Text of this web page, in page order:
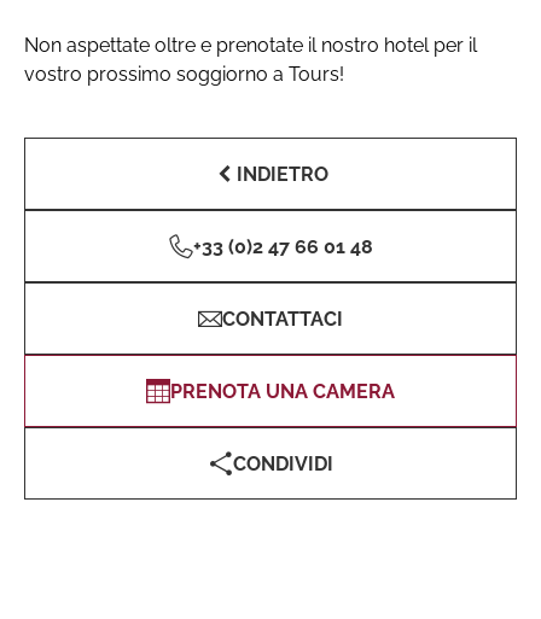
Non aspettate oltre e prenotate il nostro hotel per il
vostro prossimo soggiorno a Tours!
INDIETRO
+33 (0)2 47 66 01 48
CONTATTACI
PRENOTA UNA CAMERA
CONDIVIDI